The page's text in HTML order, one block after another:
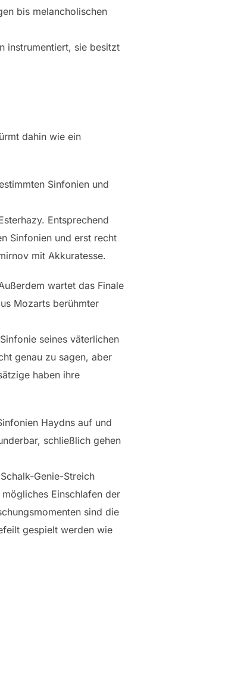
bis melancholischen
instrumentiert, sie besitzt
dahin wie ein
Sinfonien und
Entsprechend
Sinfonien und erst recht
mit Akkuratesse.
wartet das Finale
Mozarts berühmter
seines väterlichen
genau zu sagen, aber
haben ihre
Haydns auf und
schließlich gehen
Genie-Streich
Einschlafen der
sind die
gespielt werden wie